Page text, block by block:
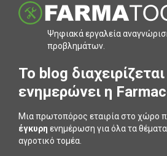
Ψηφιακά εργαλεία
προβληµάτων.
To blog
ενημερώνει η
Μια πρωτοπόρος εταιρία στο χώρο
έγκυρη ενημέρωση για όλα τα
αγροτικό τομέα.